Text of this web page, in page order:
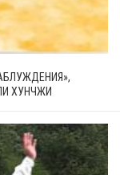
ХУНЧЖИ